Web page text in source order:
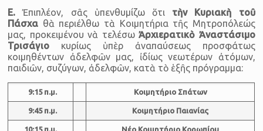
Ε. Ἐπιπλέον, σᾶς ὑπενθυμίζω ὅτι τὴν Κυριακὴ τοῦ
Πάσχα θὰ περιέλθω τὰ Κοιμητήρια τῆς Μητροπόλεώς
μας, προκειμένου νὰ τελέσωἈρχιερατικὸ Ἀναστάσιμο
Τρισάγιο κυρίως ὑπὲρ ἀναπαύσεως προσφάτως
κοιμηθέντων ἀδελφῶν μας, ἰδίως νεωτέρων ἀτόμων,
παιδιῶν, συζύγων, ἀδελφῶν, κατὰ τὸ ἑξῆς πρόγραμμα:
9:15 π.μ. Κοιμητήριο Σπάτων
9:45 π.μ. Κοιμητήριο Παιανίας
10:15 π.μ. Νέο Κοιμητήριο Κορωπίου